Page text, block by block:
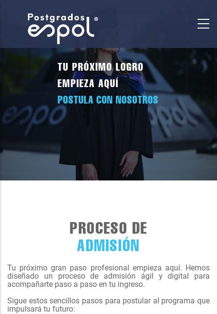
contenido
principal
TU PRÓXIMO LOGRO
EMPIEZA AQUÍ
POSTULA CON NOSOTROS
PROCESO DE
ADMISIÓN
Tu próximo gran paso profesional empieza aquí. Hemos
diseñado un proceso de admisión ágil y digital para
acompañarte paso a paso en tu ingreso.
Sigue estos sencillos pasos para postular al programa que
impulsará tu futuro: